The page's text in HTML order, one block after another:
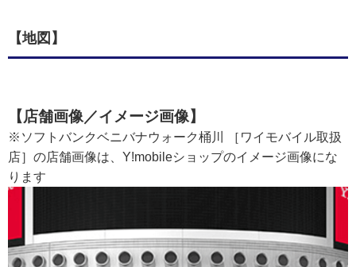
【地図】
【店舗画像／イメージ画像】
※ソフトバンクベニバナウォーク桶川 ［ワイモバイル取扱
店］の店舗画像は、Y!mobileショップのイメージ画像にな
ります